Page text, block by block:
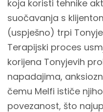
koja koristi tehnike
suočavanja s
(uspješno) trpi
Terapijski proces
korijena Tonyjevih
napadajima,
čemu Melfi ističe
povezanost, što